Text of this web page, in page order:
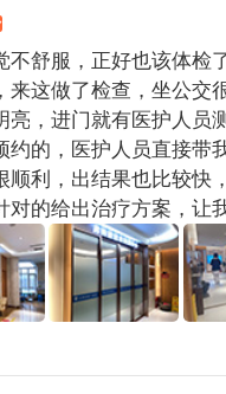
不舒服，正好也该体检
来这做了检查，坐公交
亮，进门就有医护人员
约的，医护人员直接带
顺利，出结果也比较快
对的给出治疗方案，让